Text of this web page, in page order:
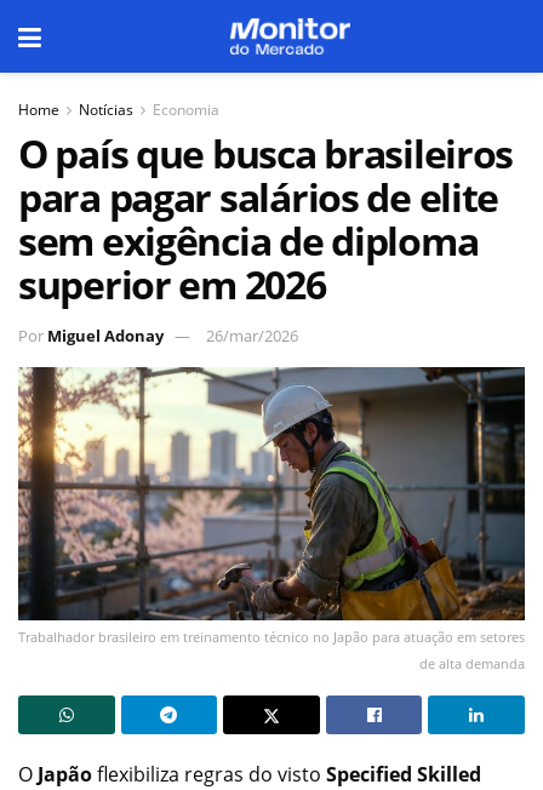
Home Notícias Economia
O país que busca brasileiros
para pagar salários de elite
sem exigência de diploma
superior em 2026
Por Miguel Adonay 26/mar/2026
Trabalhador brasileiro em treinamento técnico no Japão para atuação em setores
de alta demanda
O Japãoflexibiliza regras do visto Specified Skilled